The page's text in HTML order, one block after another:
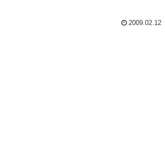
2009.02.12